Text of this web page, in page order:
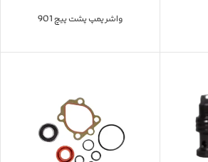
واشر پمپ پشت پیچ 901